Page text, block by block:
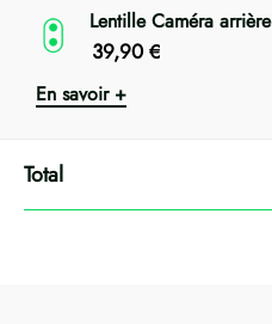
Lentille Caméra arrière
39,90 €
En savoir +